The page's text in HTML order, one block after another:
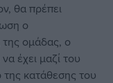
θα πρέπει
ο
ομάδας, ο
έχει μαζί του
της κατάθεσης του